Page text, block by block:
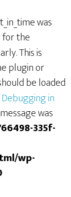
was
for the
This is
plugin or
be loaded
Debugging in
was
335f-
wp-